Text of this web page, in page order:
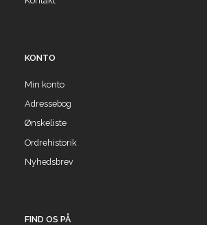
KONTO
Min konto
Adressebog
Ønskeliste
Ordrehistorik
Nyhedsbrev
FIND OS PÅ